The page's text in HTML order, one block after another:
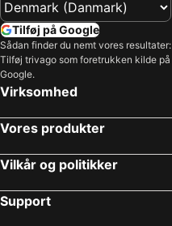
Tilføj på Google
Sådan finder du nemt vores resultater:
Tilføj trivago som foretrukken kilde på
Google.
Virksomhed
Vores produkter
Vilkår og politikker
Support